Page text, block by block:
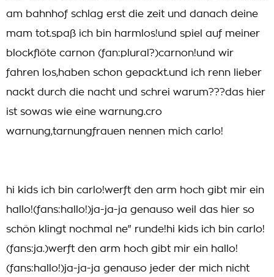
am bahnhof schlag erst die zeit und danach deine
mam tot.spaß ich bin harmlos!und spiel auf meiner
blockflöte carnon (fan:plural?)carnon!und wir
fahren los,haben schon gepackt.und ich renn lieber
nackt durch die nacht und schrei warum???das hier
ist sowas wie eine warnung.cro
warnung,tarnungfrauen nennen mich carlo!
hi kids ich bin carlo!werft den arm hoch gibt mir ein
hallo!(fans:hallo!)ja-ja-ja genauso weil das hier so
schön klingt nochmal ne" runde!hi kids ich bin carlo!
(fans:ja.)werft den arm hoch gibt mir ein hallo!
(fans:hallo!)ja-ja-ja genauso jeder der mich nicht